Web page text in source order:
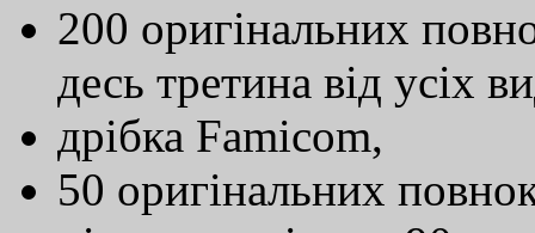
200 оригінальних
десь третина від усіх
дрібка Famicom,
50 оригінальних